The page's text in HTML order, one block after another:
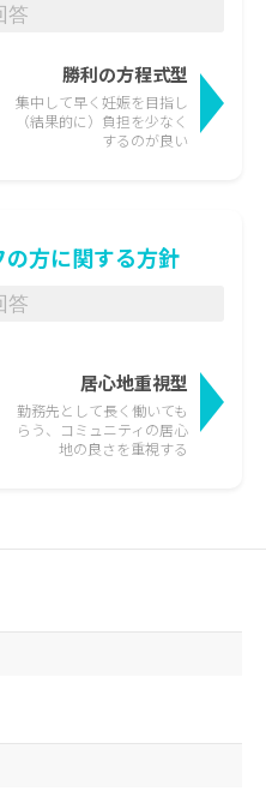
答
集中して早く妊娠を目指し
（結果的に）負担を少なく
するのが良い
勝利の方程式型
方に関する方針
答
勤務先として長く働いても
らう、
コミュニティの居心
地の良さを重視する
居心地重視型